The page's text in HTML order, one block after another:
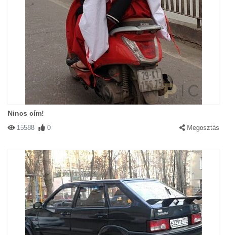
Nincs cím!
15588 0 Megosztás